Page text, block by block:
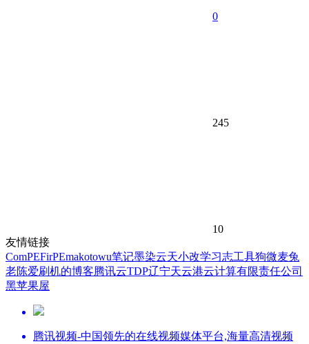
0
245
10
友情链接
ComPEFirPEmakotowu笔记墨染云天小改学习志工具狗微麦兔
老陈爱刷机的博客腾讯云TDP辽宁天云港云计算有限责任公司
黑苹果屋
腾讯视频-中国领先的在线视频媒体平台,海量高清视频